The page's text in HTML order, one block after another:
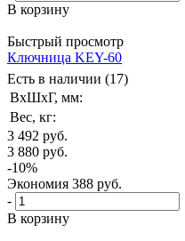
В корзину
Быстрый просмотр
Ключница KEY-60
Есть в наличии (17)
ВxШxГ, мм:
Вес, кг:
3 492 руб.
3 880 руб.
-10%
Экономия 388 руб.
-
В корзину